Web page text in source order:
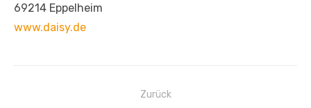
69214 Eppelheim
www.daisy.de
Beitragsnavigation
Zurück